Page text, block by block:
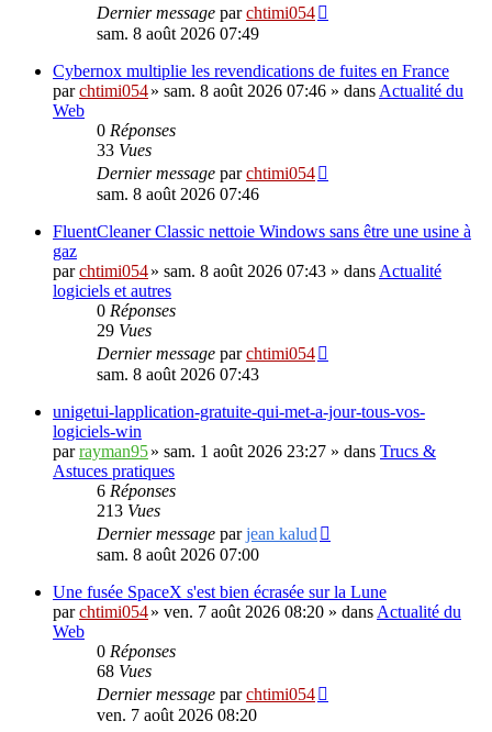
Dernier message parchtimi054
sam. 8 août 2026 07:49
Cybernox multiplie les revendications de fuites en France
parchtimi054» sam. 8 août 2026 07:46 » dans Actualité du
Web
0 Réponses
33 Vues
Dernier message parchtimi054
sam. 8 août 2026 07:46
FluentCleaner Classic nettoie Windows sans être une usine à
gaz
parchtimi054» sam. 8 août 2026 07:43 » dans Actualité
logiciels et autres
0 Réponses
29 Vues
Dernier message parchtimi054
sam. 8 août 2026 07:43
unigetui-lapplication-gratuite-qui-met-a-jour-tous-vos-
logiciels-win
parrayman95» sam. 1 août 2026 23:27 » dans Trucs &
Astuces pratiques
6 Réponses
213 Vues
Dernier message parjean kalud
sam. 8 août 2026 07:00
Une fusée SpaceX s'est bien écrasée sur la Lune
parchtimi054» ven. 7 août 2026 08:20 » dans Actualité du
Web
0 Réponses
68 Vues
Dernier message parchtimi054
ven. 7 août 2026 08:20